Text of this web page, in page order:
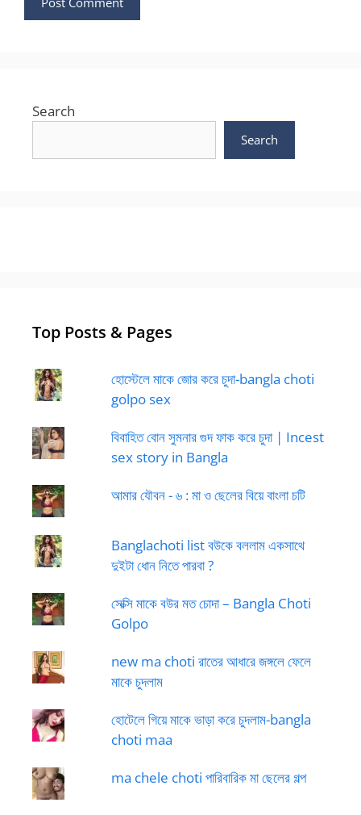
Search
Search
Top Posts & Pages
হোস্টেলে মাকে জোর করে চুদা-bangla choti
golpo sex
বিবাহিত বোন সুমনার গুদ ফাক করে চুদা | Incest
sex story in Bangla
আমার যৌবন - ৬ : মা ও ছেলের বিয়ে বাংলা চটি
Banglachoti list বউকে বললাম একসাথে
দুইটা ধোন নিতে পারবা ?
সেক্সি মাকে বউর মত চোদা – Bangla Choti
Golpo
new ma choti রাতের আধারে জঙ্গলে ফেলে
মাকে চুদলাম
হোটেলে গিয়ে মাকে ভাড়া করে চুদলাম-bangla
choti maa
ma chele choti পারিবারিক মা ছেলের গল্প